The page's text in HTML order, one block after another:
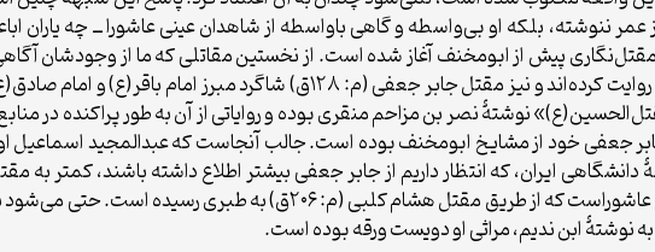
ننوشته، بلکه او بی‌واسطه و گاهی باواسطه از شاهدان عینی عاشورا ــ چه یاران
پیش از ابومخنف آغاز شده است. از نخستین مقاتلی که ما از وجودشان
اصبغ بن نباته است که طبری، ابوالفرج اصفهانی و شیخ صدوق از آن روایت کرده‌اند و نیز مقتل جابر جعفی (م:
نوشتۀ نصر بن مزاحم منقری بوده و روایاتی از آن به طور پراکنده در
جعفی خود از مشایخ ابومخنف بوده است. جالب آنجاست که عبدالمجید اسماعیل
ایران، که انتظار داریم از جابر جعفی بیشتر اطلاع داشته باشند، کمتر به
معاصران ابومخنف نیز روایات عوانه بن حکم (م: ۱۵۸ق) از منابع تاریخ عاشوراست که از طریق مقتل هشام